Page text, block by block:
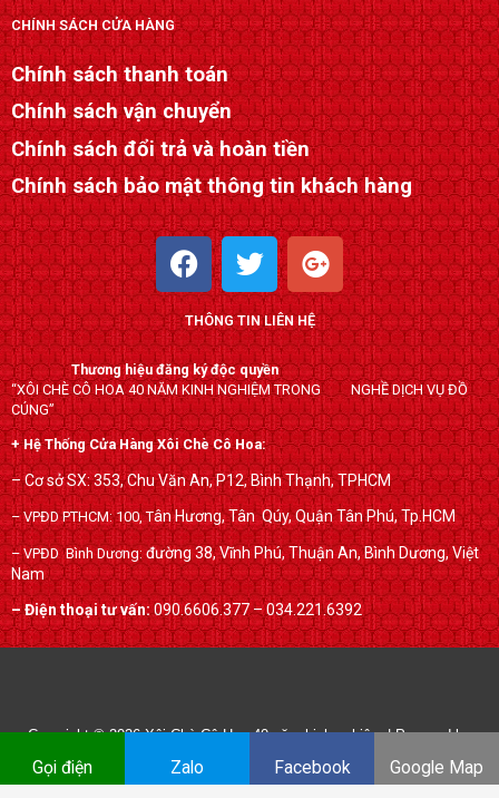
CHÍNH SÁCH CỬA HÀNG
Chính sách thanh toán
Chính sách vận chuyển
Chính sách đổi trả và hoàn tiền
Chính sách bảo mật thông tin khách hàng
F
a
c
e
b
o
o
k
T
w
i
t
t
e
r
G
o
o
g
l
e
-
p
l
u
s
THÔNG TIN LIÊN HỆ
Thương hiệu đăng ký độc quyền
“XÔI CHÈ CÔ HOA 40 NĂM KINH NGHIỆM TRONG NGHỀ DỊCH VỤ ĐỒ
CÚNG”
+ Hệ Thống Cửa Hàng Xôi Chè Cô Hoa:
– Cơ sở SX: 353, Chu Văn An, P12, Bình Thạnh, TPHCM
– VPĐD PTHCM: 100, Tân Hương, Tân Qúy,Quận Tân Phú, Tp.HCM
– VPĐD Bình Dương:đường 38, Vĩnh Phú, Thuận An, Bình Dương, Việt
Nam
– Điện thoại tư vấn:090.6606.377 – 034.221.6392
Copyright © 2026Xôi Chè Cô Hoa 40 năm kinh nghiệm| Powered by
xoichecohoa.com
Gọi điện Zalo Facebook Google Map